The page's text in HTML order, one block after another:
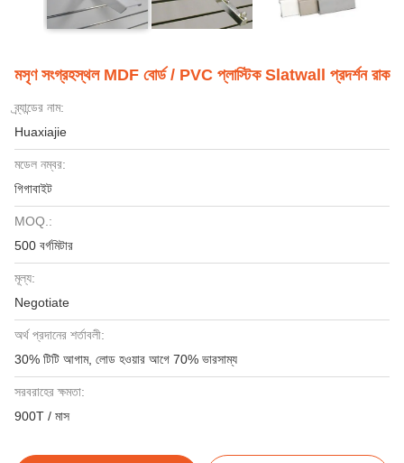
মসৃণ সংগ্রহস্থল MDF বোর্ড / PVC প্লাস্টিক Slatwall প্রদর্শন রাক
ব্র্যান্ডের নাম:
Huaxiajie
মডেল নম্বর:
গিগাবাইট
MOQ.:
500 বর্গমিটার
মূল্য:
Negotiate
অর্থ প্রদানের শর্তাবলী:
30% টিটি আগাম, লোড হওয়ার আগে 70% ভারসাম্য
সরবরাহের ক্ষমতা:
900T / মাস